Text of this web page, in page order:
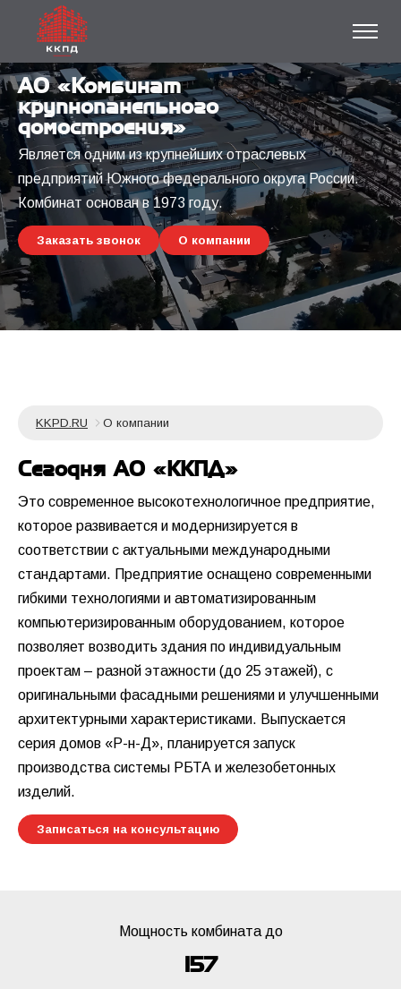
АО «Комбинат
крупнопанельного
домостроения»
Является одним из крупнейших отраслевых
предприятий Южного федерального округа России.
Комбинат основан в 1973 году.
Заказать звонок О компании
KKPD.RU О компании
Сегодня АО «ККПД»
Это современное высокотехнологичное предприятие,
которое развивается и модернизируется в
соответствии с актуальными международными
стандартами. Предприятие оснащено современными
гибкими технологиями и автоматизированным
компьютеризированным оборудованием, которое
позволяет возводить здания по индивидуальным
проектам – разной этажности (до 25 этажей), с
оригинальными фасадными решениями и улучшенными
архитектурными характеристиками. Выпускается
серия домов «Р-н-Д», планируется запуск
производства системы РБТА и железобетонных
изделий.
Записаться на консультацию
Мощность комбината до
171180